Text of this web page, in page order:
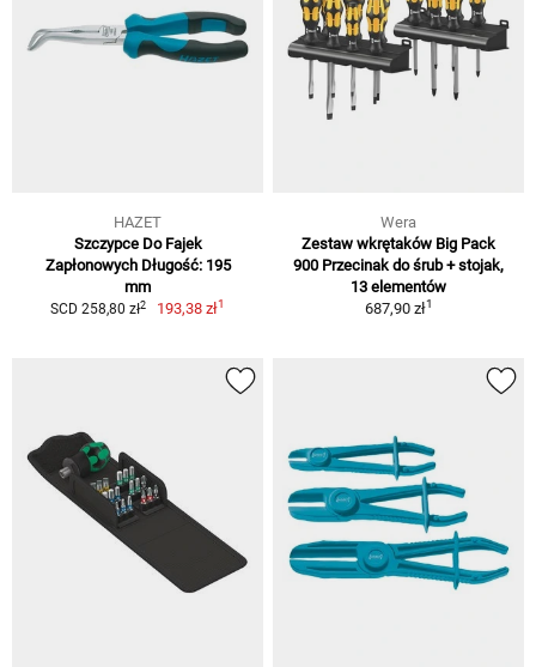
HAZET
Szczypce Do Fajek
Zapłonowych Długość: 195
mm
SCD 258,80 zł2 193,38 zł1
Wera
Zestaw wkrętaków Big Pack
900 Przecinak do śrub + stojak,
13 elementów
687,90 zł1